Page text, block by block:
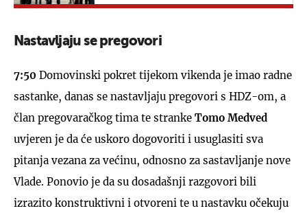
Nastavljaju se pregovori
7:50 Domovinski pokret tijekom vikenda je imao radne
sastanke, danas se nastavljaju pregovori s HDZ-om, a
član pregovaračkog tima te stranke Tomo Medved
uvjeren je da će uskoro dogovoriti i usuglasiti sva
pitanja vezana za većinu, odnosno za sastavljanje nove
Vlade. Ponovio je da su dosadašnji razgovori bili
izrazito konstruktivni i otvoreni te u nastavku očekuju